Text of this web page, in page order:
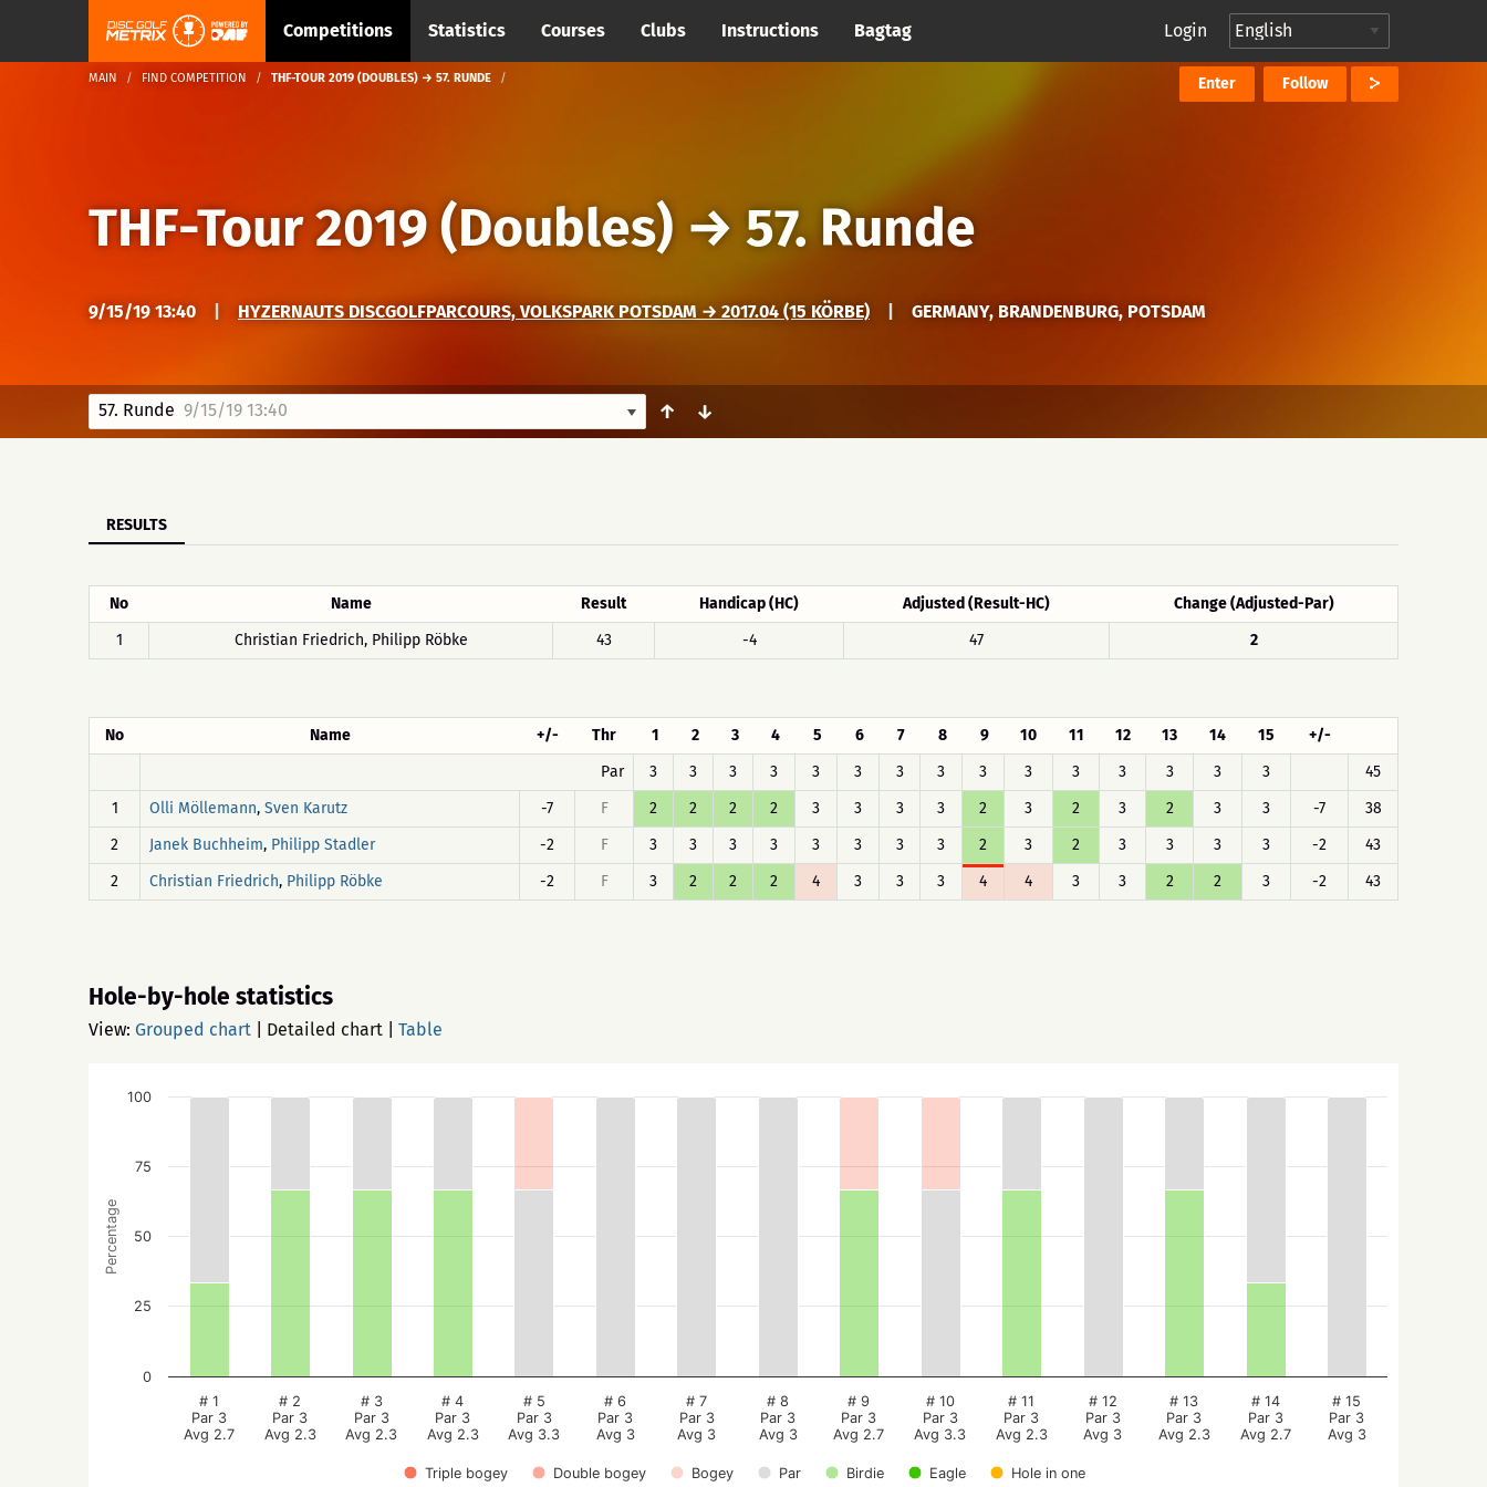
Competitions Statistics Courses Clubs Instructions Bagtag Login
MAIN FIND COMPETITION THF-TOUR 2019 (DOUBLES) → 57. RUNDE Enter Follow
THF-Tour 2019 (Doubles) → 57. Runde
9/15/19 13:40 HYZERNAUTS DISCGOLFPARCOURS, VOLKSPARK POTSDAM → 2017.04 (15 KÖRBE) GERMANY, BRANDENBURG, POTSDAM
57. Runde 9/15/19 13:40 ↑ ↓
RESULTS
No Name Result Handicap (HC) Adjusted (Result-HC)
Change (Adjusted-Par)
1
Christian Friedrich, Philipp Röbke 43 -4 47 2
No Name +/- Thr 1 2 3 4 5 6 7 8 9 10 11 12 13 14 15
+/-
Par
3 3 3 3 3 3 3 3 3 3 3 3 3 3 3
45
1
Olli Möllemann, Sven Karutz -7 F 2 2 2 2 3 3 3 3 2 3 2 3 2 3 3 -7
38
2
Janek Buchheim, Philipp Stadler -2 F 3 3 3 3 3 3 3 3 2 3 2 3 3 3 3 -2
43
2
Christian Friedrich, Philipp Röbke -2 F 3 2 2 2 4 3 3 3 4 4 3 3 2 2 3 -2 43
Hole-by-hole statistics
View: Grouped chart Detailed chart Table
Percentage
Triple bogey Double bogey Bogey Par Birdie Eagle Hole in one
# 1
Par 3
Avg 2.7
# 2
Par 3
Avg 2.3
# 3
Par 3
Avg 2.3
# 4
Par 3
Avg 2.3
# 5
Par 3
Avg 3.3
# 6
Par 3
Avg 3
# 7
Par 3
Avg 3
# 8
Par 3
Avg 3
# 9
Par 3
Avg 2.7
# 10
Par 3
Avg 3.3
# 11
Par 3
Avg 2.3
# 12
Par 3
Avg 3
# 13
Par 3
Avg 2.3
# 14
Par 3
Avg 2.7
# 15
Par 3
Avg 3
0
25
50
75
100